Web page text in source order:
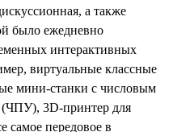
а также
было ежедневно
интерактивных
виртуальные классные
мини-станки с числовым
(ЧПУ), 3D-принтер для
самое передовое в